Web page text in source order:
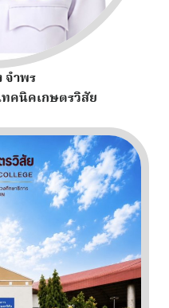
จำพร
ทคนิคเกษตรวิสัย